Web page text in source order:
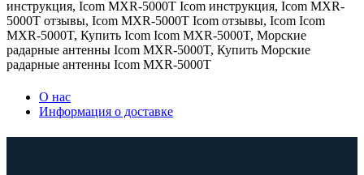
инструкция, Icom MXR-5000T Icom инструкция, Icom MXR-
5000T отзывы, Icom MXR-5000T Icom отзывы, Icom Icom
MXR-5000T, Купить Icom Icom MXR-5000T, Морские
радарные антенны Icom MXR-5000T, Купить Морские
радарные антенны Icom MXR-5000T
О нас
Информация о доставке